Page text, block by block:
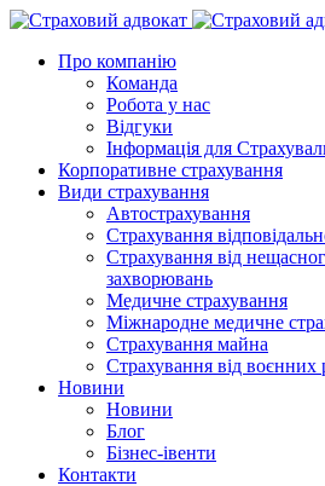
Про компанію
Команда
Робота у нас
Відгуки
Інформація для
Корпоративне страхування
Види страхування
Автострахування
Страхування
Страхування від
захворювань
Медичне страхування
Міжнародне медичне
Страхування майна
Страхування від воєнних
Новини
Новини
Блог
Бізнес-івенти
Контакти